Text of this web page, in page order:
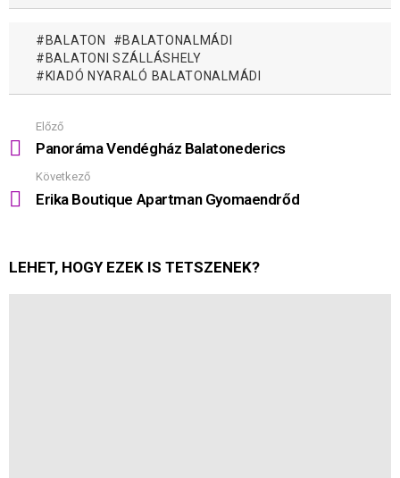
BALATON
BALATONALMÁDI
BALATONI SZÁLLÁSHELY
KIADÓ NYARALÓ BALATONALMÁDI
Mutass
többet
Előző
Panoráma Vendégház Balatonederics
Következő
Erika Boutique Apartman Gyomaendrőd
LEHET, HOGY EZEK IS TETSZENEK?